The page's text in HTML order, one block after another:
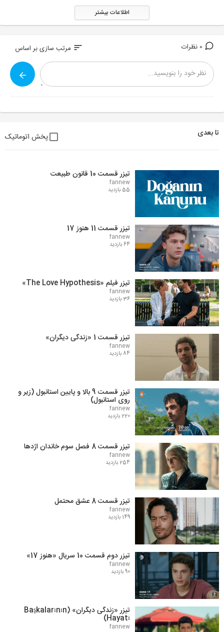
اطلاعات بیشتر
sort مرتب سازی بر اساس
تا بعدی پخش اتوماتیک
تیزر قسمت 10 قانون طبیعت
fannew
55 بازدید
تیزر قسمت 11 هنوز 17
fannew
64 بازدید
تیزر فیلم «The Love Hypothesis»
fannew
36 بازدید
تیزر قسمت 1 «زندگی دیگران»
fannew
84 بازدید
تیزر قسمت 9 بالا و پایین استانبول (زیر و
روی استانبول)
fannew
220 بازدید
تیزر قسمت 8 فصل سوم خاندان اژدها
fannew
254 بازدید
تیزر قسمت 8 عشق محتمل
fannew
149 بازدید
تیزر دوم قسمت 10 سریال «هنوز 17»
fannew
90 بازدید
تیزر «زندگی دیگران» (Başkalarının
Hayatı)
fannew